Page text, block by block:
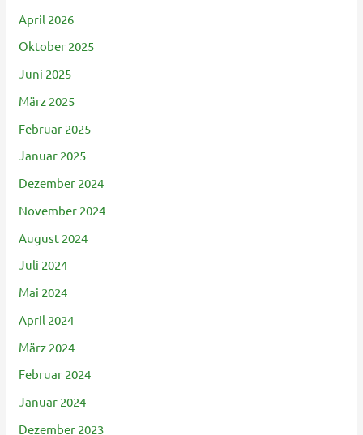
April 2026
Oktober 2025
Juni 2025
März 2025
Februar 2025
Januar 2025
Dezember 2024
November 2024
August 2024
Juli 2024
Mai 2024
April 2024
März 2024
Februar 2024
Januar 2024
Dezember 2023